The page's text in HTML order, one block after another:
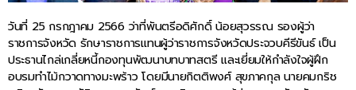
วันที่ 25 กรกฎาคม 2566 ว่าที่พันตรีอดิศักดิ์ น้อยสุวรรณ รองผู้ว่า
ราชการจังหวัด รักษาราชการแทนผู้ว่าราชการจังหวัดประจวบคีรีขันธ์ เป็น
ประธานไกล่เกลี่ยหนี้กองทุนพัฒนาบทบาทสตรี และเยี่ยมให้กำลังใจผู้ฝึก
อบรมทำไม้กวาดทางมะพร้าว โดยมีนายกิตติพงศ์ สุขภาคกุล นายคมกริช